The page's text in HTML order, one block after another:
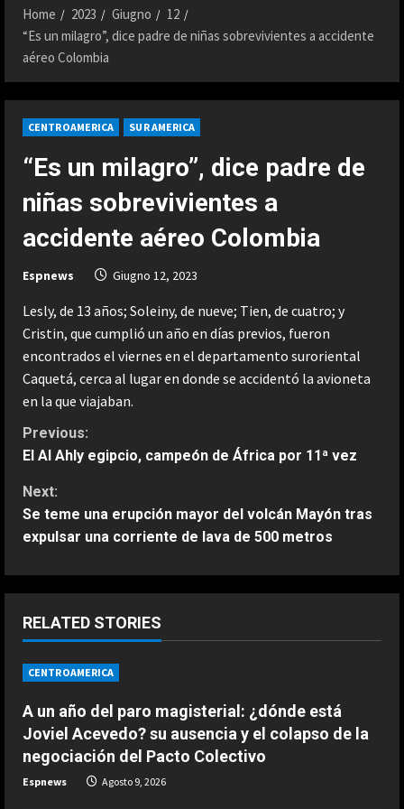
Home 2023 Giugno
12
“Es un milagro”, dice padre de niñas sobrevivientes a accidente
aéreo Colombia
CENTROAMERICA SUR AMERICA
“Es un milagro”, dice padre de
niñas sobrevivientes a
accidente aéreo Colombia
Espnews Giugno 12, 2023
Lesly, de 13 años; Soleiny, de nueve; Tien, de cuatro; y
Cristin, que cumplió un año en días previos, fueron
encontrados el viernes en el departamento suroriental
Caquetá, cerca al lugar en donde se accidentó la avioneta
en la que viajaban.
C
n
i
n
u
e
R
e
Previous:
El Al Ahly egipcio, campeón de África por 11ª vez
Next:
Se teme una erupción mayor del volcán Mayón tras
expulsar una corriente de lava de 500 metros
RELATED STORIES
CENTROAMERICA
A un año del paro magisterial: ¿dónde está
Joviel Acevedo? su ausencia y el colapso de la
negociación del Pacto Colectivo
Espnews Agosto 9, 2026